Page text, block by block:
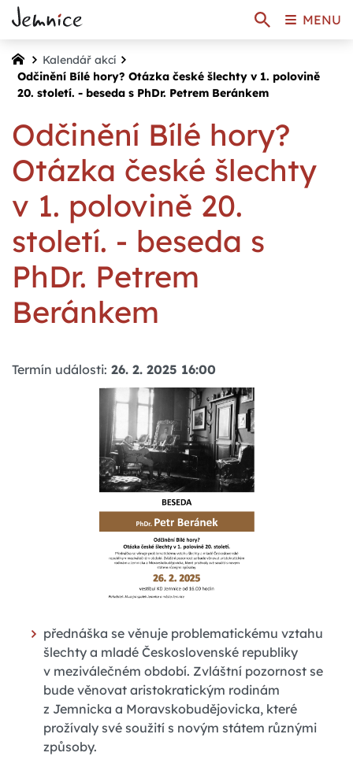
Kalendář akcí
Odčinění Bílé hory? Otázka české šlechty v 1. polovině
20. století. - beseda s PhDr. Petrem Beránkem
Odčinění Bílé hory?
Otázka české šlechty
v 1. polovině 20.
století. - beseda s
PhDr. Petrem
Beránkem
Termín události: 26. 2. 2025 16:00
přednáška se věnuje problematickému vztahu
šlechty a mladé Československé republiky
v meziválečném období. Zvláštní pozornost se
bude věnovat aristokratickým rodinám
z Jemnicka a Moravskobudějovicka, které
prožívaly své soužití s novým státem různými
způsoby.
MENU